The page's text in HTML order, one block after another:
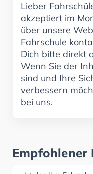
Lieber
akzeptiert im
über unsere
Fahrschule
Dich bitte direkt
Wenn Sie der
sind und Ihre
verbessern
bei uns.
Empfohlener